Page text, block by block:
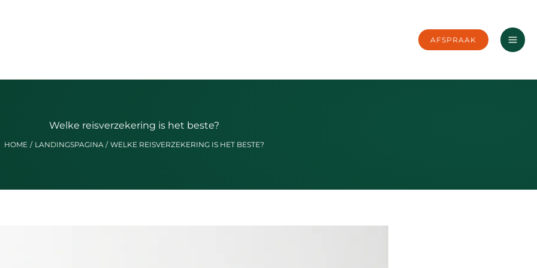
AFSPRAAK
Welke reisverzekering is het beste?
HOME LANDINGSPAGINA WELKE REISVERZEKERING IS HET BESTE?